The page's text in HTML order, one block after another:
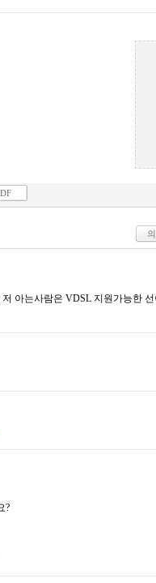
아는사람은 VDSL 지원가능한
?